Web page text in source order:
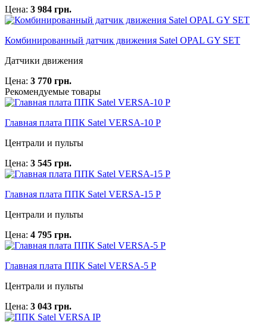
Цена: 3 984 грн.
Комбинированный датчик движения Satel OPAL GY SET
Датчики движения
Цена: 3 770 грн.
Рекомендуемые товары
Главная плата ППК Satel VERSA-10 P
Централи и пульты
Цена: 3 545 грн.
Главная плата ППК Satel VERSA-15 P
Централи и пульты
Цена: 4 795 грн.
Главная плата ППК Satel VERSA-5 P
Централи и пульты
Цена: 3 043 грн.